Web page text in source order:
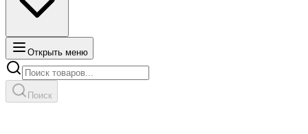
Открыть меню
Поиск